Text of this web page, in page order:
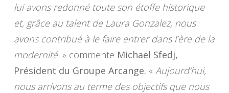
lui avons redonné toute son étoffe historique
et, grâce au talent de Laura Gonzalez, nous
avons contribué à le faire entrer dans l’ère de la
modernité. » commente Michaël Sfedj,
Président du Groupe Arcange. « Aujourd’hui,
nous arrivons au terme des objectifs que nous